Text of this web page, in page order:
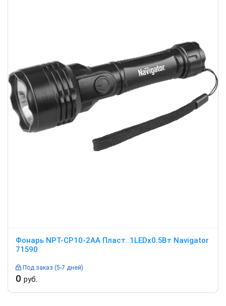
Фонарь NPT-CP10-2AA Пласт. 1LEDx0.5Вт Navigator
71590
Под заказ (5-7 дней)
0 руб.